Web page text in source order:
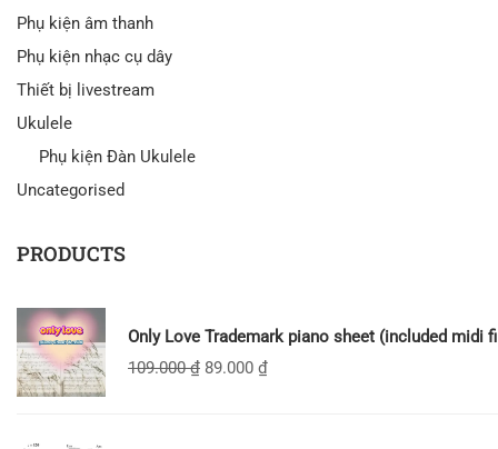
Phụ kiện âm thanh
Phụ kiện nhạc cụ dây
Thiết bị livestream
Ukulele
Phụ kiện Đàn Ukulele
Uncategorised
PRODUCTS
Only Love Trademark piano sheet (included midi
109.000₫ 89.000 ₫